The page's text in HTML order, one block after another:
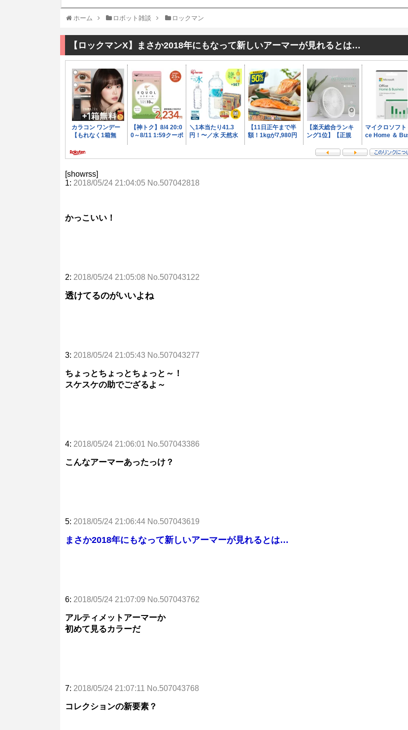
ホーム ロボット雑談 ロックマン
【ロックマンX】まさか2018年にもなって新しいアーマーが見れるとは…
[showrss]
1: 2018/05/24 21:04:05 No.507042818
かっこいい！
2: 2018/05/24 21:05:08 No.507043122
透けてるのがいいよね
3: 2018/05/24 21:05:43 No.507043277
ちょっとちょっとちょっと～！
スケスケの助でござるよ～
4: 2018/05/24 21:06:01 No.507043386
こんなアーマーあったっけ？
5: 2018/05/24 21:06:44 No.507043619
まさか2018年にもなって新しいアーマーが見れるとは…
6: 2018/05/24 21:07:09 No.507043762
アルティメットアーマーか
初めて見るカラーだ
7: 2018/05/24 21:07:11 No.507043768
コレクションの新要素？